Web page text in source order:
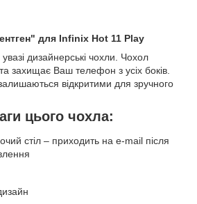
для Infinix Hot 11 Play
дизайнерські чохли. Чохол
захищає Ваш телефон з усіх боків.
відкритими для зручного
цього чохла:
стіл – приходить на e-mail після